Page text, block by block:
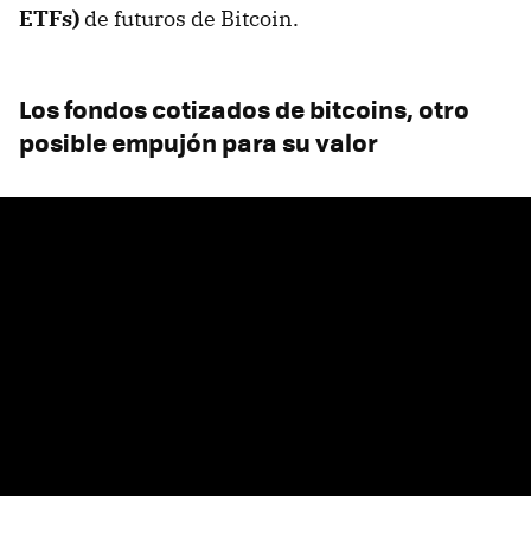
ETFs) de futuros de Bitcoin.
Los fondos cotizados de bitcoins, otro
posible empujón para su valor